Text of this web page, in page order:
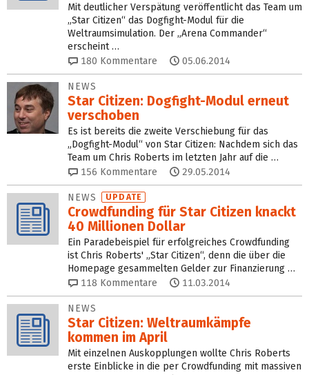
Mit deutlicher Verspätung veröffentlicht das Team um
„Star Citizen“ das Dogfight-Modul für die
Weltraumsimulation. Der „Arena Commander“
erscheint …
180 Kommentare 05.06.2014
NEWS
Star Citizen: Dogfight-Modul erneut
verschoben
Es ist bereits die zweite Verschiebung für das
„Dogfight-Modul“ von Star Citizen: Nachdem sich das
Team um Chris Roberts im letzten Jahr auf die …
156 Kommentare 29.05.2014
NEWS UPDATE
Crowdfunding für Star Citizen knackt
40 Millionen Dollar
Ein Paradebeispiel für erfolgreiches Crowdfunding
ist Chris Roberts' „Star Citizen“, denn die über die
Homepage gesammelten Gelder zur Finanzierung …
118 Kommentare 11.03.2014
NEWS
Star Citizen: Weltraumkämpfe
kommen im April
Mit einzelnen Auskopplungen wollte Chris Roberts
erste Einblicke in die per Crowdfunding mit massiven